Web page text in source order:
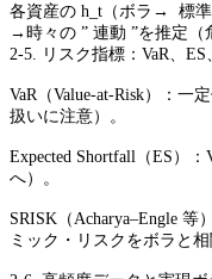
各資産の h_t（ボラ→ 標準
→時々の ” 連動 ”を推定（
2-5. リスク指標：VaR、ES
VaR（Value-at-Risk）：一
扱いに注意）。
Expected Shortfall（ES）
へ）。
SRISK（Acharya–Engle
ミック・リスクをボラと相